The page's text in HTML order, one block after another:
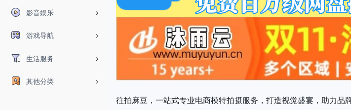
影音娱乐
游戏导航
生活服务
其他分类
往拍麻豆，一站式专业电商模特拍摄服务，打造视觉盛宴，助力品